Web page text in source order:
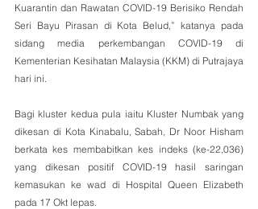
Kuarantin dan Rawatan COVID-19 Berisiko Rendah
Seri Bayu Pirasan di Kota Belud,” katanya pada
sidang media perkembangan COVID-19 di
Kementerian Kesihatan Malaysia (KKM) di Putrajaya
hari ini.
Bagi kluster kedua pula iaitu Kluster Numbak yang
dikesan di Kota Kinabalu, Sabah, Dr Noor Hisham
berkata kes membabitkan kes indeks (ke-22,036)
yang dikesan positif COVID-19 hasil saringan
kemasukan ke wad di Hospital Queen Elizabeth
pada 17 Okt lepas.